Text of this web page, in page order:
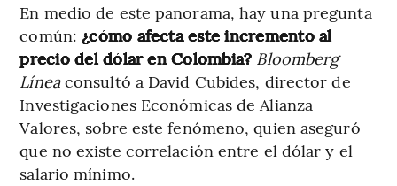
En medio de este panorama, hay una pregunta
común:¿cómo afecta este incremento al
precio del dólar en Colombia? Bloomberg
Líneaconsultó a David Cubides, director de
Investigaciones Económicas de Alianza
Valores, sobre este fenómeno, quien aseguró
que no existe correlación entre el dólar y el
salario mínimo.